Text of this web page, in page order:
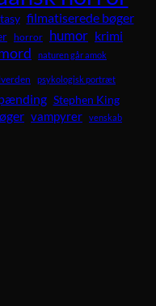
filmatiserede bøger
horror humor krimi
naturen går amok
psykologisk portræt
Stephen King
vampyrer venskab